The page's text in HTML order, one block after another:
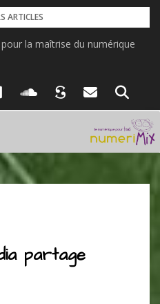
ARTICLES
la maîtrise du numérique
partage